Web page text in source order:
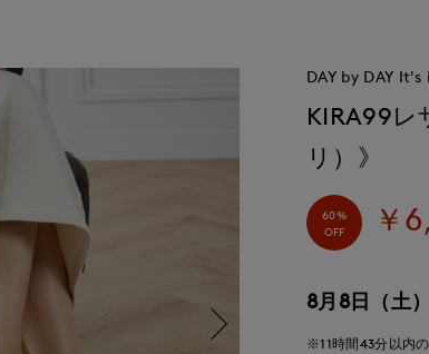
DAY by DAY
KIRA99レ
リ）》
60%
OFF
￥
8月8日（土）
※11時間43分以内